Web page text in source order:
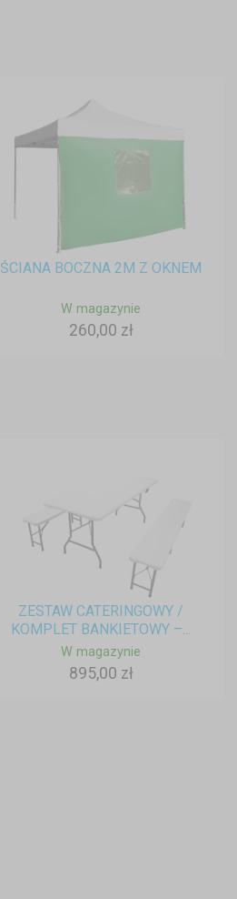
ŚCIANA BOCZNA 2M Z OKNEM
W magazynie
260,00 zł
ZESTAW CATERINGOWY /
KOMPLET BANKIETOWY –...
W magazynie
895,00 zł